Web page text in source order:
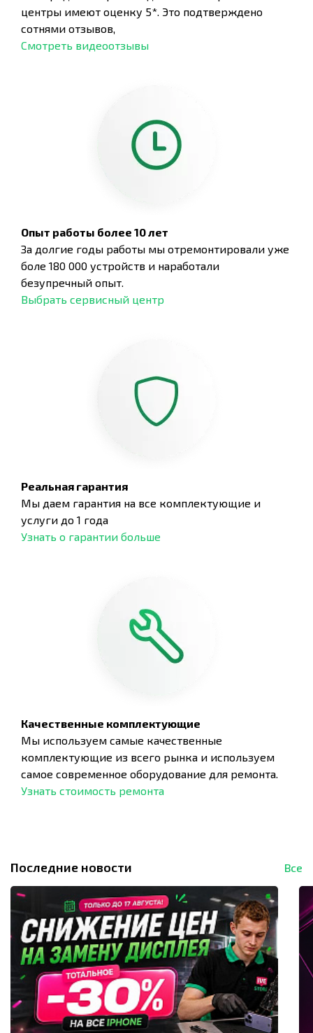
центры имеют оценку 5*. Это подтверждено
сотнями отзывов,
Смотреть видеоотзывы
Опыт работы более 10 лет
За долгие годы работы мы отремонтировали уже
боле 180 000 устройств и наработали
безупречный опыт.
Выбрать сервисный центр
Реальная гарантия
Мы даем гарантия на все комплектующие и
услуги до 1 года
Узнать о гарантии больше
Качественные комплектующие
Мы используем самые качественные
комплектующие из всего рынка и используем
самое современное оборудование для ремонта.
Узнать стоимость ремонта
Последние новости Все